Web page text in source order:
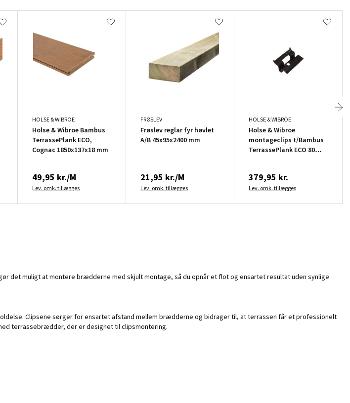
HOLSE & WIBROE
Holse & Wibroe Bambus
TerrassePlank ECO,
Cognac 1850x137x18 mm
49,95 kr./M
Lev. omk. tillægges
FRØSLEV
Frøslev reglar fyr høvlet
A/B 45x95x2400 mm
21,95 kr./M
Lev. omk. tillægges
HOLSE & WIBROE
Holse & Wibroe
montageclips t/Bambus
TerrassePlank ECO 80
379,95 kr.
Lev. omk. tillægges
muligt at montere brædderne med skjult montage, så du opnår et flot og ensartet resultat uden synlige
Clipsene sørger for ensartet afstand mellem brædderne og bidrager til, at terrassen får et professionelt
terrassebrædder, der er designet til clipsmontering.